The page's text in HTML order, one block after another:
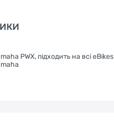
PWX, підходить на всі eBikes